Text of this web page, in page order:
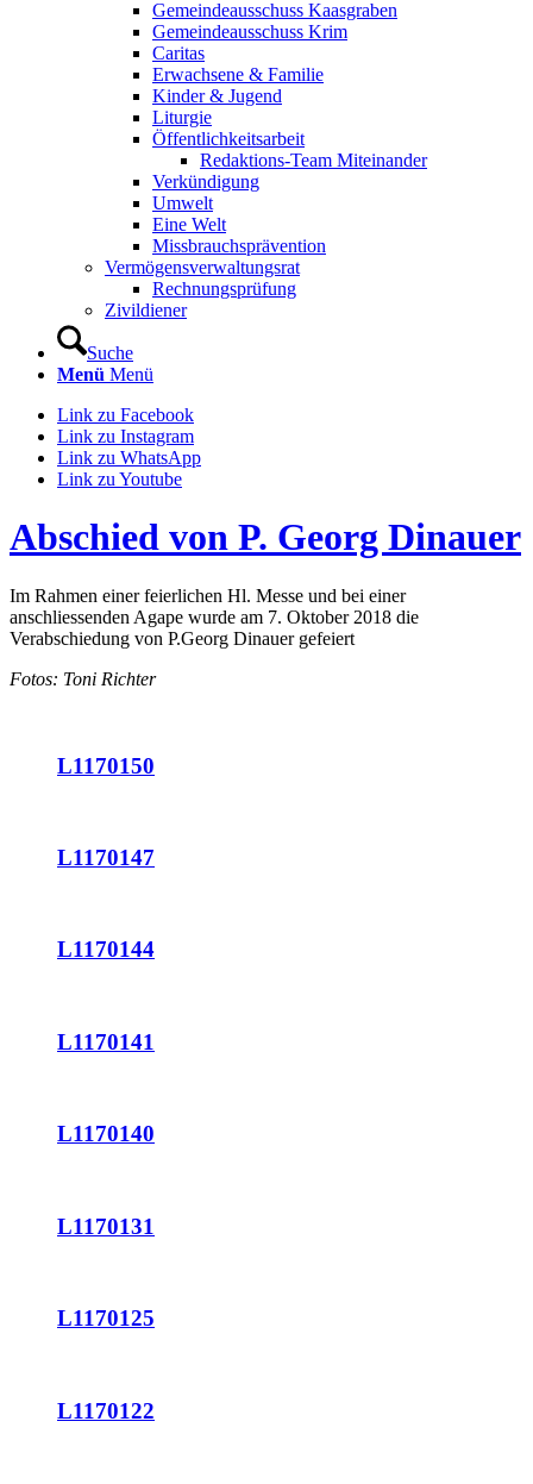
Gemeindeausschuss Kaasgraben
Gemeindeausschuss Krim
Caritas
Erwachsene & Familie
Kinder & Jugend
Liturgie
Öffentlichkeitsarbeit
Redaktions-Team Miteinander
Verkündigung
Umwelt
Eine Welt
Missbrauchsprävention
Vermögensverwaltungsrat
Rechnungsprüfung
Zivildiener
Suche
Menü Menü
Link zu Facebook
Link zu Instagram
Link zu WhatsApp
Link zu Youtube
Abschied von P. Georg Dinauer
Im Rahmen einer feierlichen Hl. Messe und bei einer
anschliessenden Agape wurde am 7. Oktober 2018 die
Verabschiedung von P.Georg Dinauer gefeiert
Fotos: Toni Richter
L1170150
L1170147
L1170144
L1170141
L1170140
L1170131
L1170125
L1170122